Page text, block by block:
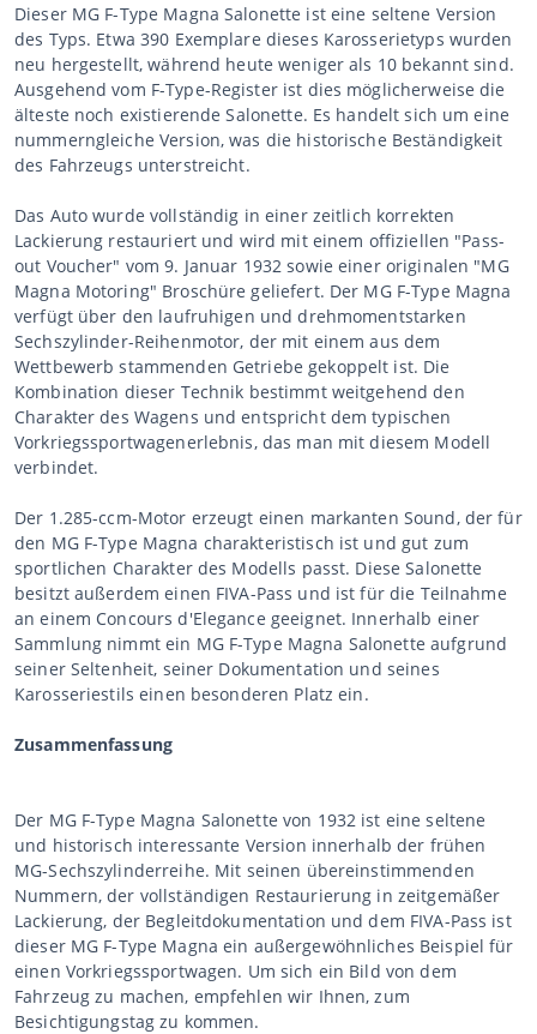
Dieser MG F-Type Magna Salonette ist eine seltene Version
des Typs. Etwa 390 Exemplare dieses Karosserietyps wurden
neu hergestellt, während heute weniger als 10 bekannt sind.
Ausgehend vom F-Type-Register ist dies möglicherweise die
älteste noch existierende Salonette. Es handelt sich um eine
nummerngleiche Version, was die historische Beständigkeit
des Fahrzeugs unterstreicht.
Das Auto wurde vollständig in einer zeitlich korrekten
Lackierung restauriert und wird mit einem offiziellen "Pass-
out Voucher" vom 9. Januar 1932 sowie einer originalen "MG
Magna Motoring" Broschüre geliefert. Der MG F-Type Magna
verfügt über den laufruhigen und drehmomentstarken
Sechszylinder-Reihenmotor, der mit einem aus dem
Wettbewerb stammenden Getriebe gekoppelt ist. Die
Kombination dieser Technik bestimmt weitgehend den
Charakter des Wagens und entspricht dem typischen
Vorkriegssportwagenerlebnis, das man mit diesem Modell
verbindet.
Der 1.285-ccm-Motor erzeugt einen markanten Sound, der für
den MG F-Type Magna charakteristisch ist und gut zum
sportlichen Charakter des Modells passt. Diese Salonette
besitzt außerdem einen FIVA-Pass und ist für die Teilnahme
an einem Concours d'Elegance geeignet. Innerhalb einer
Sammlung nimmt ein MG F-Type Magna Salonette aufgrund
seiner Seltenheit, seiner Dokumentation und seines
Karosseriestils einen besonderen Platz ein.
Zusammenfassung
Der MG F-Type Magna Salonette von 1932 ist eine seltene
und historisch interessante Version innerhalb der frühen
MG-Sechszylinderreihe. Mit seinen übereinstimmenden
Nummern, der vollständigen Restaurierung in zeitgemäßer
Lackierung, der Begleitdokumentation und dem FIVA-Pass ist
dieser MG F-Type Magna ein außergewöhnliches Beispiel für
einen Vorkriegssportwagen. Um sich ein Bild von dem
Fahrzeug zu machen, empfehlen wir Ihnen, zum
Besichtigungstag zu kommen.